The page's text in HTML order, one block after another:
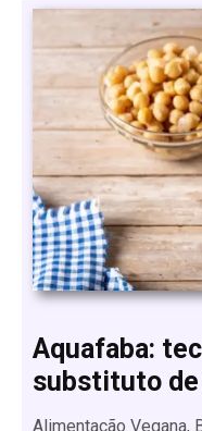
Aquafaba:
substituto
Alimentação Vegana,